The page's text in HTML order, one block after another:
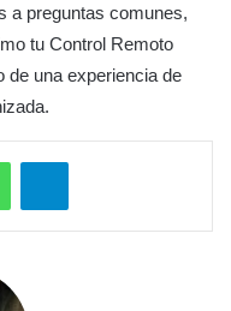
a preguntas comunes,
tu Control Remoto
de una experiencia de
WhatsAppTelegram